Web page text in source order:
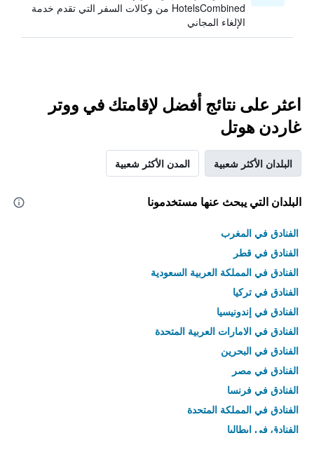
HotelsCombined من وكالات السفر التي تقدم خدمة
الإلغاء المجاني
اعثر على نتائج أفضل لإقامتك في ووتر
غاردن هوتل
البلدان الأكثر شعبية المدن الأكثر شعبية
البلدان التي يبحث عنها مستخدمونا
الفنادق في المغرب
الفنادق في قطر
الفنادق في المملكة العربية السعودية
الفنادق في تركيا
الفنادق في إندونيسيا
الفنادق في الامارات العربية المتحدة
الفنادق في البحرين
الفنادق في مصر
الفنادق في فرنسا
الفنادق في المملكة المتحدة
الفنادق في إيطاليا